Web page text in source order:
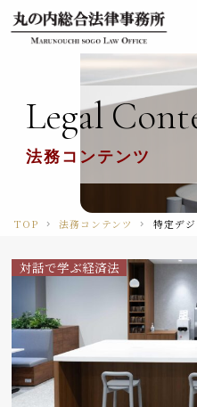
Language
Legal
法務コンテンツ
TOP 法務コンテンツ
対話で学ぶ経済法